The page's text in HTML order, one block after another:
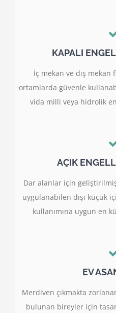
KAPALI
İç mekan ve dış mekan
ortamlarda güvenle
vida milli veya hidrolik
AÇIK
Dar alanlar için
uygulanabilen dışı küçük
kullanımına uygun en
EV
Merdiven çıkmakta
bulunan bireyler için